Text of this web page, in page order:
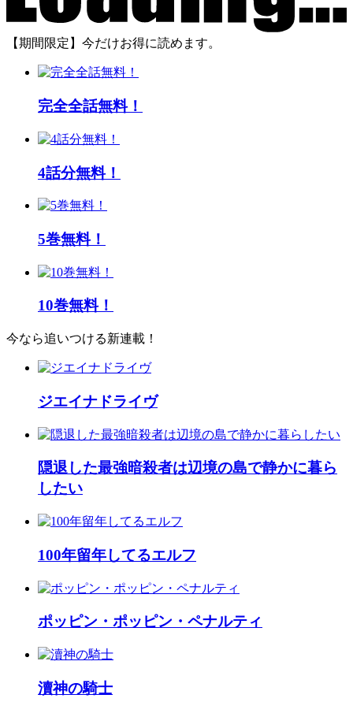
【期間限定】今だけお得に読めます。
完全全話無料！
4話分無料！
5巻無料！
10巻無料！
今なら追いつける新連載！
ジエイナドライヴ
隠退した最強暗殺者は辺境の島で静かに暮ら
したい
100年留年してるエルフ
ポッピン・ポッピン・ペナルティ
瀆神の騎士